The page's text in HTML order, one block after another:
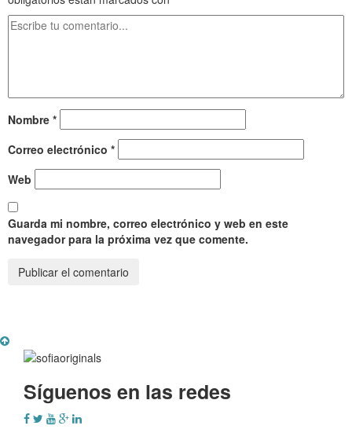
Nombre *
Correo electrónico *
Web
Guarda mi nombre, correo electrónico y web en este
navegador para la próxima vez que comente.
Síguenos en las redes